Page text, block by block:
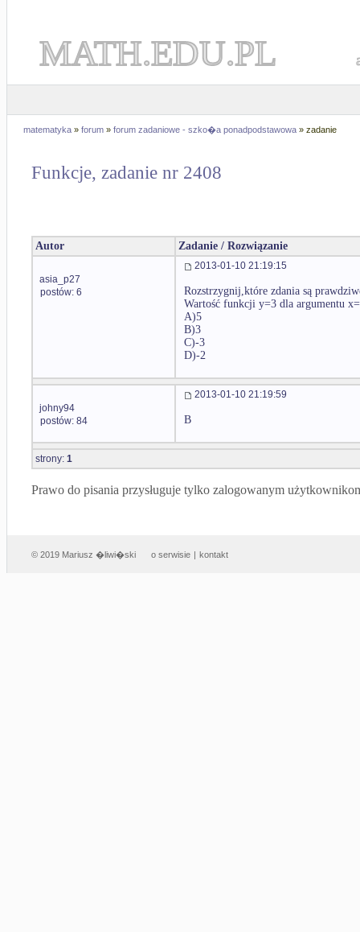
MATH.EDU.PL
matematyka » forum » forum zadaniowe - szko�a ponadpodstawowa » zadanie
Funkcje, zadanie nr 2408
Autor Zadanie / Rozwiązanie
asia_p27
postów: 6
2013-01-10 21:19:15
Rozstrzygnij,które zdania są
Wartość funkcji y=3 dla argumentu
A)5
B)3
C)-3
D)-2
johny94
postów: 84
2013-01-10 21:19:59
B
strony: 1
Prawo do pisania przysługuje tylko zalogowanym
© 2019 Mariusz �liwi�ski o serwisie | kontakt